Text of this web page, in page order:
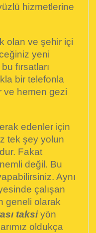
hizmetlerine
olan ve şehir içi
yeni
fırsatları
bir telefonla
ve hemen gezi
edenler için
tek şey yolun
Fakat
değil. Bu
Aynı
çalışan
geneli olarak
taksiyön
oldukça